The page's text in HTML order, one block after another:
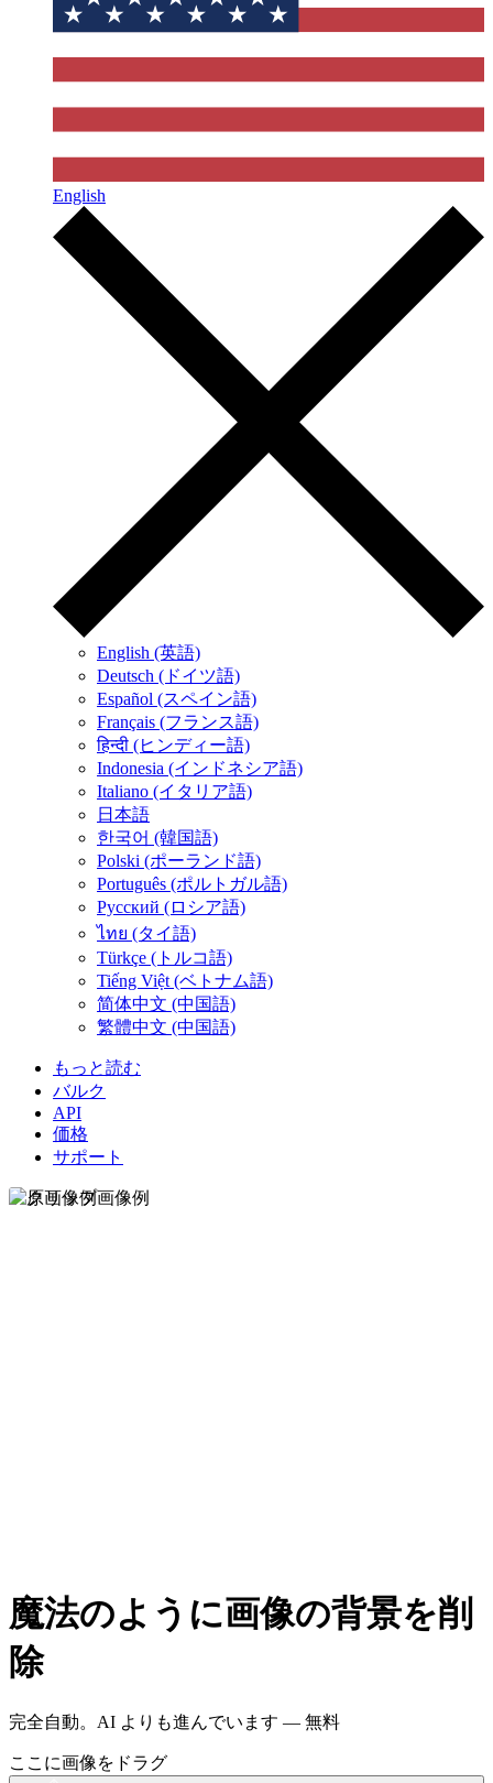
English
English (英語)
Deutsch (ドイツ語)
Español (スペイン語)
Français (フランス語)
हिन्दी (ヒンディー語)
Indonesia (インドネシア語)
Italiano (イタリア語)
日本語
한국어 (韓国語)
Polski (ポーランド語)
Português (ポルトガル語)
Русский (ロシア語)
ไทย (タイ語)
Türkçe (トルコ語)
Tiếng Việt (ベトナム語)
简体中文 (中国語)
繁體中文 (中国語)
もっと読む
バルク
API
価格
サポート
魔法のように画像の背景を削
除
完全自動。AI よりも進んでいます — 無料
ここに画像をドラグ